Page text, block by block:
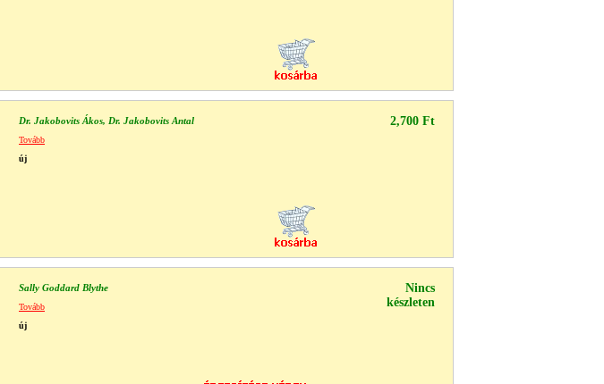
Dr. Jakobovits Ákos, Dr. Jakobovits Antal 2,700 Ft
Tovább
új
Sally Goddard Blythe
Nincs
készleten
Tovább
új